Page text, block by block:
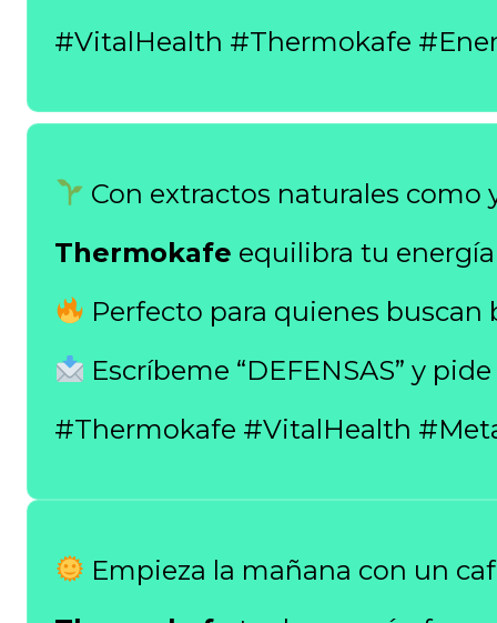
#VitalHealth #Thermokafe
Con extractos naturales como
Thermokafe equilibra tu
Perfecto para quienes buscan
Escríbeme “DEFENSAS” y
#Thermokafe #VitalHealth
Empieza la mañana con un